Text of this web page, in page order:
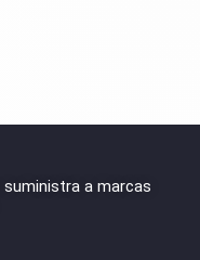
suministra a marcas